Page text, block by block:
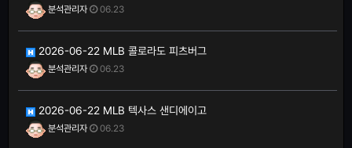
분석관리자 06.23
2026-06-22 MLB 콜로라도 피츠버그
분석관리자 06.23
2026-06-22 MLB 텍사스 샌디에이고
분석관리자 06.23